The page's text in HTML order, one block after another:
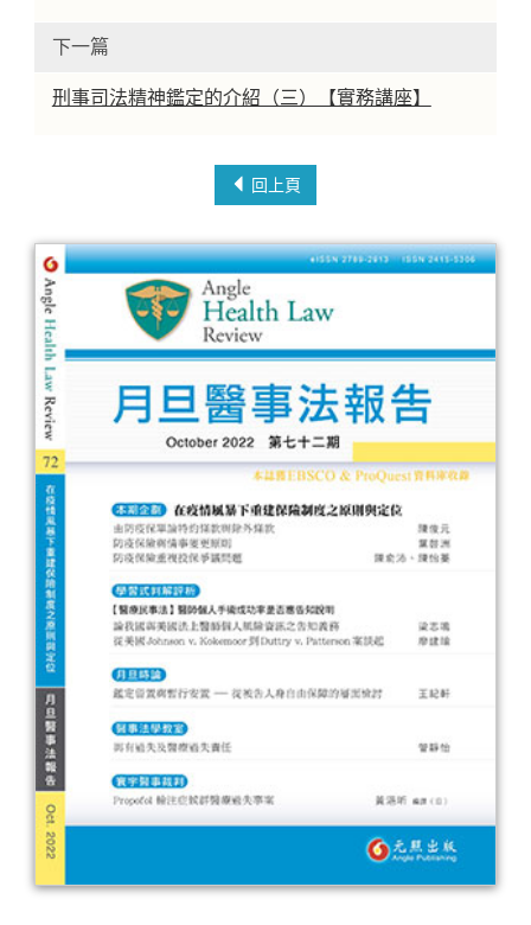
下一篇
刑事司法精神鑑定的介紹（三）【實務講座】
回上頁